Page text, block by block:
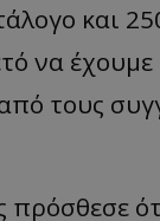
και
να
τους
πρόσθεσε